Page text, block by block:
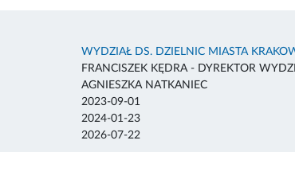
WYDZIAŁ DS. DZIELNIC MIASTA
FRANCISZEK KĘDRA - DYREKTOR
AGNIESZKA NATKANIEC
2023-09-01
2024-01-23
2026-07-22